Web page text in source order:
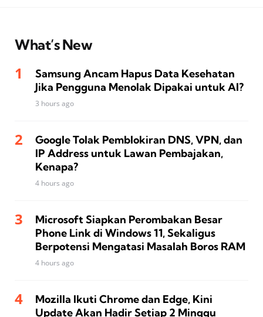
What’s New
Samsung Ancam Hapus Data Kesehatan
Jika Pengguna Menolak Dipakai untuk AI?
3 hours ago
Google Tolak Pemblokiran DNS, VPN, dan
IP Address untuk Lawan Pembajakan,
Kenapa?
4 hours ago
Microsoft Siapkan Perombakan Besar
Phone Link di Windows 11, Sekaligus
Berpotensi Mengatasi Masalah Boros RAM
4 hours ago
Mozilla Ikuti Chrome dan Edge, Kini
Update Akan Hadir Setiap 2 Minggu